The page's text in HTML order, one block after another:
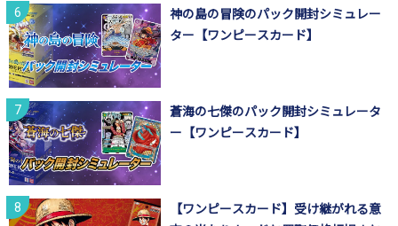
神の島の冒険のパック開封シミュレー
ター【ワンピースカード】
蒼海の七傑のパック開封シミュレータ
ー【ワンピースカード】
【ワンピースカード】受け継がれる意